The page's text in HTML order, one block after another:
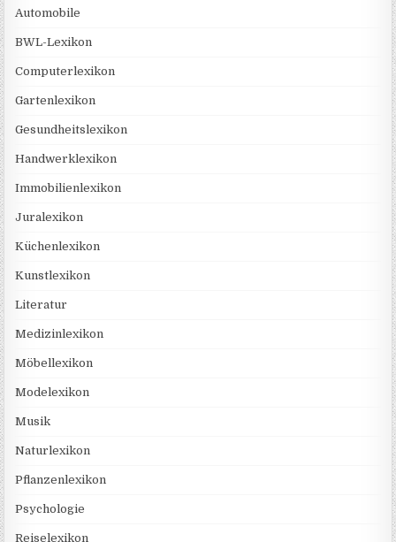
Automobile
BWL-Lexikon
Computerlexikon
Gartenlexikon
Gesundheitslexikon
Handwerklexikon
Immobilienlexikon
Juralexikon
Küchenlexikon
Kunstlexikon
Literatur
Medizinlexikon
Möbellexikon
Modelexikon
Musik
Naturlexikon
Pflanzenlexikon
Psychologie
Reiselexikon